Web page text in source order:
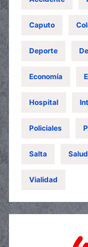
Caputo
Deporte
Economía
Hospital
Policiales
Salta Salud
Vialidad